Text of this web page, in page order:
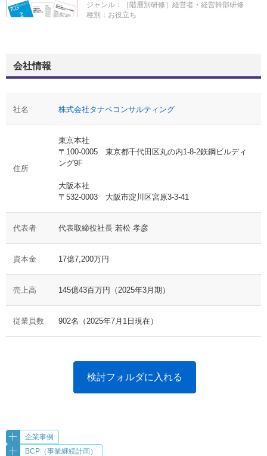
ジャンル：
［階層別研修］経営者・経営幹部研修
種別： お役立ち
会社情報
社名 株式会社タナベコンサルティング
住所
東京本社
〒100-0005 東京都千代田区丸の内1-8-2鉃鋼ビルディ
ング9F
大阪本社
〒532-0003 大阪市淀川区宮原3-3-41
代表者 代表取締役社長 若松 孝彦
資本金 17億7,200万円
売上高 145億43百万円（2025年3月期）
従業員数 902名（2025年7月1日現在）
検討フォルダに入れる
企業事例
BCP（事業継続計画）